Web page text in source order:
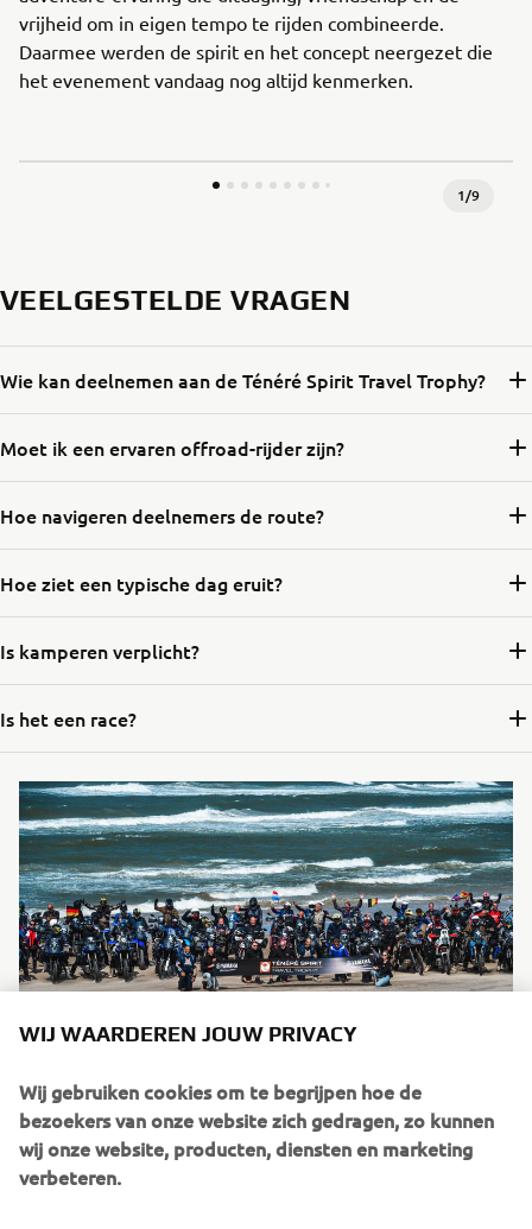
vrijheid om in eigen tempo te rijden combineerde.
Daarmee werden de spirit en het concept neergezet die
het evenement vandaag nog altijd kenmerken.
1/9
VEELGESTELDE VRAGEN
Wie kan deelnemen aan de Ténéré Spirit Travel Trophy?
Moet ik een ervaren offroad-rijder zijn?
Hoe navigeren deelnemers de route?
Hoe ziet een typische dag eruit?
Is kamperen verplicht?
Is het een race?
CONTACT
Voor vragen over inschrijving, deelname of praktische
WIJ WAARDEREN JOUW PRIVACY
Wij gebruiken cookies om te begrijpen hoe de
bezoekers van onze website zich gedragen, zo kunnen
wij onze website, producten, diensten en marketing
verbeteren.